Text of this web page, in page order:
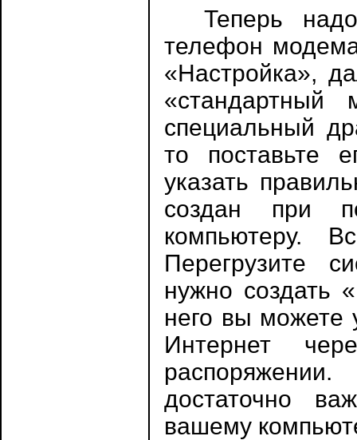
Теперь надо
телефон
«Настройка»,
специальный
то поставьте
указать
создан при
компьютеру.
Перегрузите
нужно создать
него вы можете
Интернет
достаточно
вашему